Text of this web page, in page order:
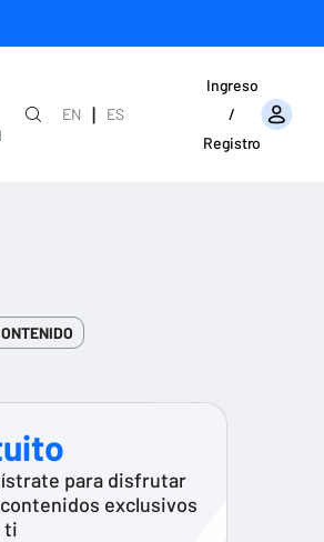
EN |
ES
Ingreso
/
Registro
para disfrutar
exclusivos
ti